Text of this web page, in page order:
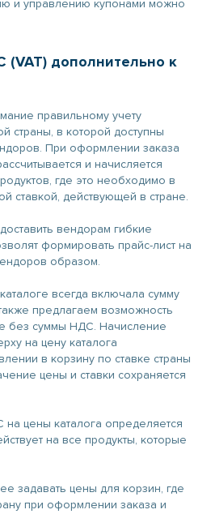
и управлению купонами можно
дополнительно к
правильному учету
страны, в которой доступны
При оформлении заказа
и начисляется
где это необходимо в
ставкой, действующей в стране.
вендорам гибкие
формировать прайс-лист на
образом.
всегда включала сумму
предлагаем возможность
без суммы НДС. Начисление
на цену каталога
в корзину по ставке страны
цены и ставки сохраняется
цены каталога определяется
на все продукты, которые
задавать цены для корзин, где
при оформлении заказа и